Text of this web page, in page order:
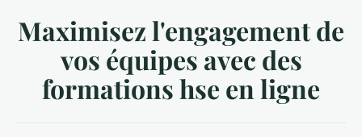
Maximisez l'engagement de
vos équipes avec des
formations hse en ligne